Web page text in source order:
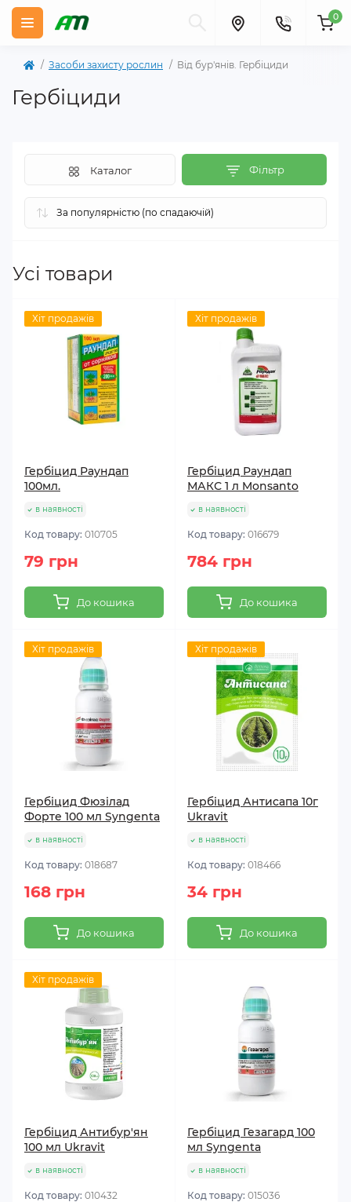
0
Засоби захисту рослин Від бур'янів. Гербіциди
Гербіциди
Фільтр
Каталог
Усі товари
Хіт продажів
Гербіцид Раундап
100мл.
в наявності
Код товару: 010705
79 грн
До кошика
Хіт продажів
Гербіцид Раундап
МАКС 1 л Monsanto
в наявності
Код товару: 016679
784 грн
До кошика
Хіт продажів
Гербіцид Фюзілад
Форте 100 мл Syngenta
в наявності
Код товару: 018687
168 грн
До кошика
Хіт продажів
Гербіцид Антисапа 10г
Ukravit
в наявності
Код товару: 018466
34 грн
До кошика
Хіт продажів
Гербіцид Антибур'ян
100 мл Ukravit
в наявності
Код товару: 010432
Гербіцид Гезагард 100
мл Syngenta
в наявності
Код товару: 015036